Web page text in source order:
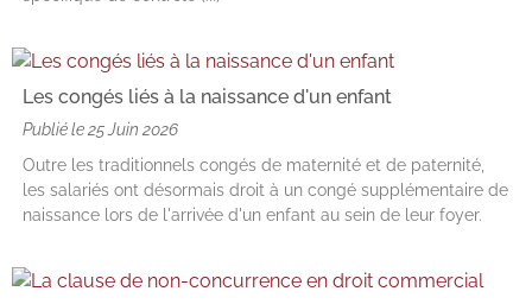
Les congés liés à la naissance d'un enfant
Publié le25 Juin 2026
Outre les traditionnels congés de maternité et de paternité,
les salariés ont désormais droit à un congé supplémentaire de
naissance lors de l'arrivée d'un enfant au sein de leur foyer.